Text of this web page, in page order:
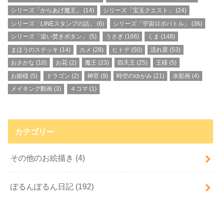
シリーズ「からあげ魔王」
(14) シリーズ「宝玉クエスト」
(24)
シリーズ「LINEスタンプの話」
(6) シリーズ「宇宙ロボバトル」
(36)
シリーズ「追い焚きボタン」
(5) うさぎ (166) くま (148)
まほうのステッキ (14) カメ (28) ヒトデ(50) 流れ星 (53)
おさかな (10) お花(2) 魔王 (23) 四天王 (25) 王様 (5)
お姫様 (5) ドラゴン (2) 神官 (9) 時空のゆがみ (21) 水彩画 (4)
メイキング動画 (3) ４コマ (1)
カテゴリー
その他のお絵描き (4)
ぽるんぽるん日記 (192)